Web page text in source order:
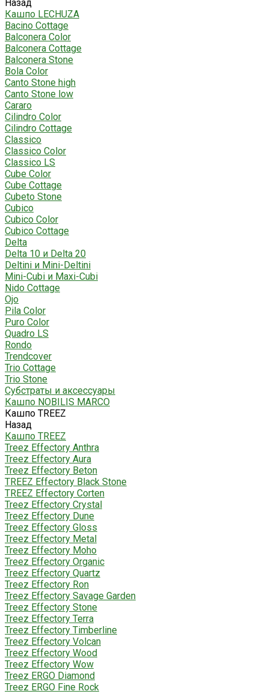
Назад
Кашпо LECHUZA
Bacino Cottage
Balconera Color
Balconera Cottage
Balconera Stone
Bola Color
Canto Stone high
Canto Stone low
Cararo
Cilindro Color
Cilindro Cottage
Classico
Classico Color
Classico LS
Cube Color
Cube Cottage
Cubeto Stone
Cubico
Cubico Color
Cubico Cottage
Delta
Delta 10 и Delta 20
Deltini и Mini-Deltini
Mini-Cubi и Maxi-Cubi
Nido Cottage
Ojo
Pila Color
Puro Color
Quadro LS
Rondo
Trendcover
Trio Cottage
Trio Stone
Субстраты и аксессуары
Кашпо NOBILIS MARCO
Кашпо TREEZ
Назад
Кашпо TREEZ
Treez Effectory Anthra
Treez Effectory Aura
Treez Effectory Beton
TREEZ Effectory Black Stone
TREEZ Effectory Corten
Treez Effectory Crystal
Treez Effectory Dune
Treez Effectory Gloss
Treez Effectory Metal
Treez Effectory Moho
Treez Effectory Organic
Treez Effectory Quartz
Treez Effectory Ron
Treez Effectory Savage Garden
Treez Effectory Stone
Treez Effectory Terra
Treez Effectory Timberline
Treez Effectory Volcan
Treez Effectory Wood
Treez Effectory Wow
Treez ERGO Diamond
Treez ERGO Fine Rock